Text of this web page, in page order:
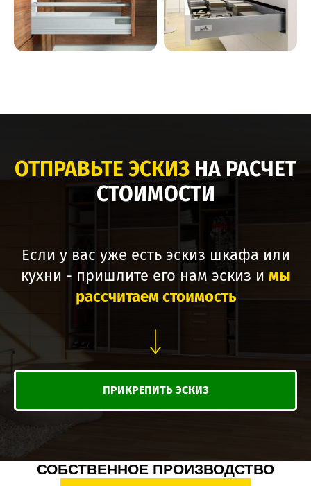
ОТПРАВЬТЕ ЭСКИЗ НА РАСЧЕТ
СТОИМОСТИ
Если у вас уже есть эскиз шкафа или
кухни - пришлите его нам эскиз и мы
рассчитаем стоимость
ПРИКРЕПИТЬ ЭСКИЗ
СОБСТВЕННОЕ ПРОИЗВОДСТВО